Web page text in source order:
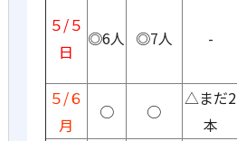
５/５
日
◎6人 ◎7人 -
５/６
月
○ ○
△まだ2
本